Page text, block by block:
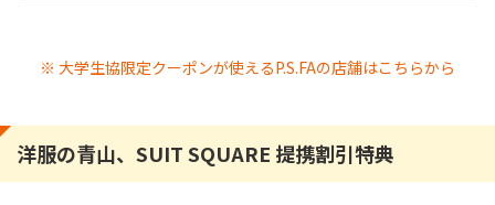
※ 大学生協限定クーポンが使えるP.S.FAの店舗はこちらから
洋服の青山、SUIT SQUARE 提携割引特典